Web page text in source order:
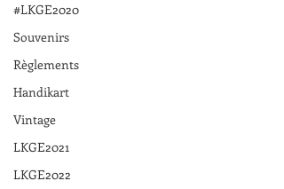
#LKGE2020
Souvenirs
Règlements
Handikart
Vintage
LKGE2021
LKGE2022